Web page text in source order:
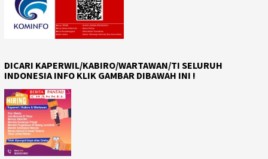
DICARI KAPERWIL/KABIRO/WARTAWAN/TI SELURUH
INDONESIA INFO KLIK GAMBAR DIBAWAH INI !